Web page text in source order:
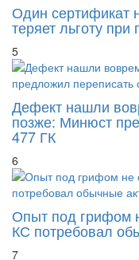
Один сертификат
теряет льготу
5
Дефект нашли
позже: Минюст
477 ГК
6
Опыт под грифом
КС потребовал
7